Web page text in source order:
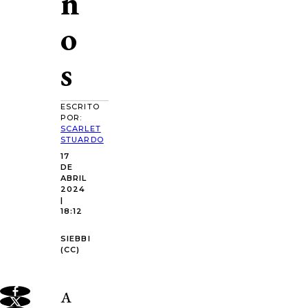
o
s
ESCRITO
POR:
SCARLET
STUARDO
17
DE
ABRIL
2024
|
18:12
SIEBBI
(CC)
A